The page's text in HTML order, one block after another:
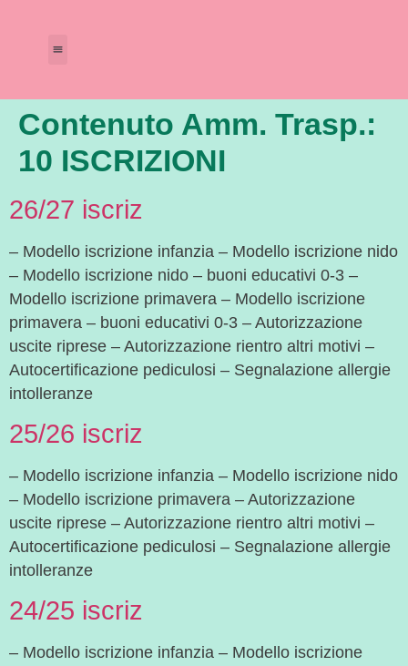
Contenuto Amm. Trasp.:
10 ISCRIZIONI
26/27 iscriz
– Modello iscrizione infanzia – Modello iscrizione nido
– Modello iscrizione nido – buoni educativi 0-3 –
Modello iscrizione primavera – Modello iscrizione
primavera – buoni educativi 0-3 – Autorizzazione
uscite riprese – Autorizzazione rientro altri motivi –
Autocertificazione pediculosi – Segnalazione allergie
intolleranze
25/26 iscriz
– Modello iscrizione infanzia – Modello iscrizione nido
– Modello iscrizione primavera – Autorizzazione
uscite riprese – Autorizzazione rientro altri motivi –
Autocertificazione pediculosi – Segnalazione allergie
intolleranze
24/25 iscriz
– Modello iscrizione infanzia – Modello iscrizione